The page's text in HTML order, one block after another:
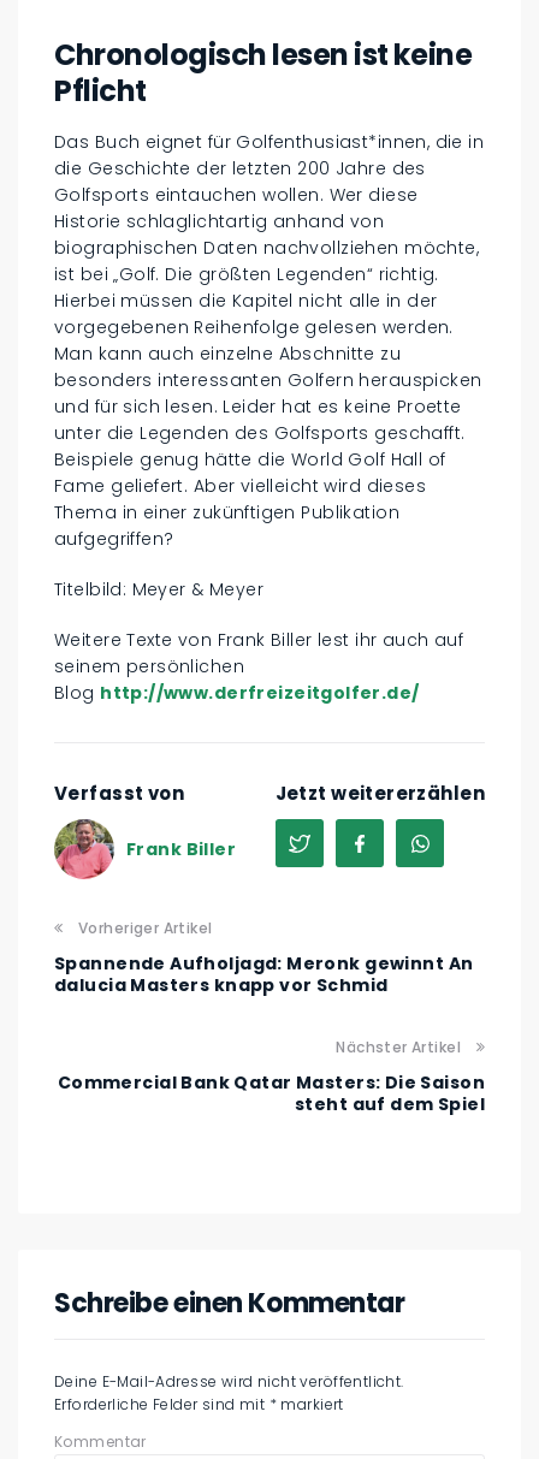
Chronologisch lesen ist keine
Pflicht
Das Buch eignet für Golfenthusiast*innen, die in
die Geschichte der letzten 200 Jahre des
Golfsports eintauchen wollen. Wer diese
Historie schlaglichtartig anhand von
biographischen Daten nachvollziehen möchte,
ist bei „Golf. Die größten Legenden“ richtig.
Hierbei müssen die Kapitel nicht alle in der
vorgegebenen Reihenfolge gelesen werden.
Man kann auch einzelne Abschnitte zu
besonders interessanten Golfern herauspicken
und für sich lesen. Leider hat es keine Proette
unter die Legenden des Golfsports geschafft.
Beispiele genug hätte die World Golf Hall of
Fame geliefert. Aber vielleicht wird dieses
Thema in einer zukünftigen Publikation
aufgegriffen?
Titelbild: Meyer & Meyer
Weitere Texte von Frank Biller lest ihr auch auf
seinem persönlichen
Blog http://www.derfreizeitgolfer.de/
Verfasst von
Frank Biller
Jetzt weitererzählen
Vorheriger Artikel
Spannende Aufholjagd: Meronk gewinnt An
dalucia Masters knapp vor Schmid
Nächster Artikel
Commercial Bank Qatar Masters: Die Saison
steht auf dem Spiel
Schreibe einen Kommentar
Deine E-Mail-Adresse wird nicht veröffentlicht.
Erforderliche Felder sind mit * markiert
Kommentar